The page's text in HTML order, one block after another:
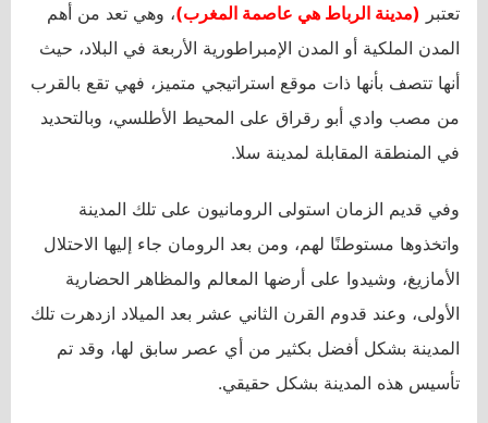
تعتبر (مدينة الرباط هي عاصمة المغرب)، وهي تعد من أهم
المدن الملكية أو المدن الإمبراطورية الأربعة في البلاد، حيث
أنها تتصف بأنها ذات موقع استراتيجي متميز، فهي تقع بالقرب
من مصب وادي أبو رقراق على المحيط الأطلسي، وبالتحديد
في المنطقة المقابلة لمدينة سلا.
وفي قديم الزمان استولى الرومانيون على تلك المدينة
واتخذوها مستوطنًا لهم، ومن بعد الرومان جاء إليها الاحتلال
الأمازيغ، وشيدوا على أرضها المعالم والمظاهر الحضارية
الأولى، وعند قدوم القرن الثاني عشر بعد الميلاد ازدهرت تلك
المدينة بشكل أفضل بكثير من أي عصر سابق لها، وقد تم
تأسيس هذه المدينة بشكل حقيقي.